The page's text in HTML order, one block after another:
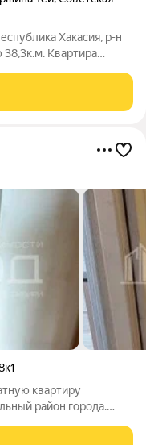
Хакасия, р-н
Квартира
месяца приезжают
квартиру
район города.
хороший линолеум,